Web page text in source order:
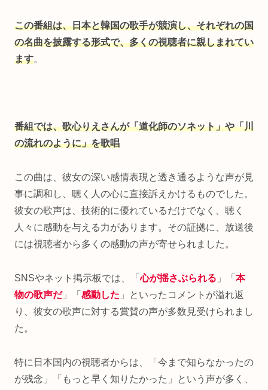
この番組は、日本と韓国の歌手が競演し、それぞれの国
の名曲を披露する形式で、多くの視聴者に親しまれてい
ます。
番組では、歌心りえさんが「道化師のソネット」や「川
の流れのように」を歌唱
この曲は、彼女の深い感情表現と透き通るような声が見
事に調和し、聴く人の心に直接訴えかけるものでした。
彼女の歌声は、技術的に優れているだけでなく、聴く
人々に感動を与える力があります。その証拠に、放送後
には視聴者から多くの感動の声が寄せられました。
SNSやネット掲示板では、「心が揺さぶられる 」「 本
物の歌声だ」「 感動した 」といったコメントが溢れ返
り、彼女の歌声に対する賞賛の声が多数見受けられまし
た。
特に日本国内の視聴者からは、「今まで知らなかったの
が残念」「もっと早く知りたかった」という声が多く、